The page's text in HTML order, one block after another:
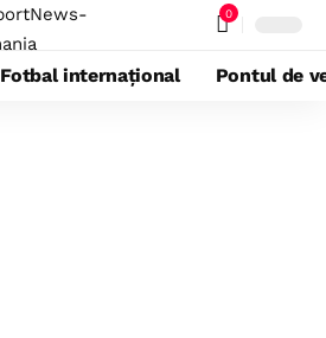
0
Fotbal internațional Pontul de